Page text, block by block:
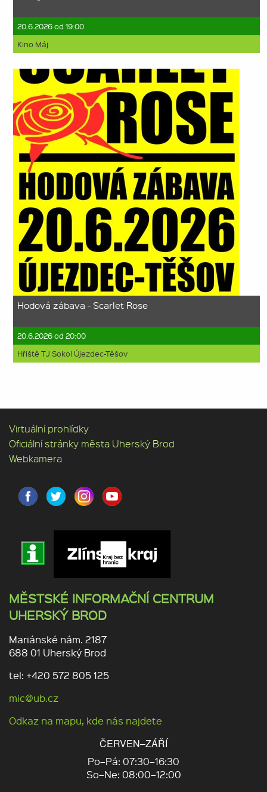
20.6.2026 od 19:00
Kino Máj
Hodová zábava - Scarlet Rose
20.6.2026 od 20:00
Hřiště TJ Sokol Újezdec-Těšov
Virtuální prohlídky
Oficiální stránky města Uherský Brod
Webkamera
MĚSTSKÉ INFORMAČNÍ CENTRUM
UHERSKÝ BROD
Mariánské nám. 2187
688 01 Uherský Brod
tel: +420 572 805 125
mic@ub.cz
Odkaz na mapu, kde nás najdete
ČERVEN–ZÁŘÍ
Po–Pá: 07:30–16:30
So–Ne: 08:00–12:00